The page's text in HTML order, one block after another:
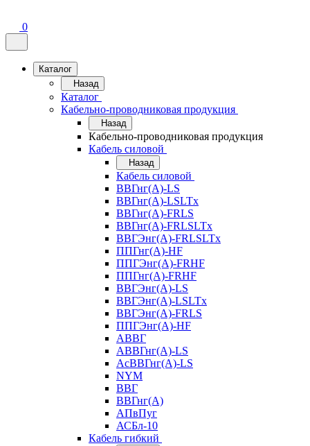
0
Каталог
Назад
Каталог
Кабельно-проводниковая продукция
Назад
Кабельно-проводниковая продукция
Кабель силовой
Назад
Кабель силовой
ВВГнг(А)-LS
ВВГнг(А)-LSLTx
ВВГнг(А)-FRLS
ВВГнг(А)-FRLSLTx
ВВГЭнг(А)-FRLSLTx
ППГнг(А)-HF
ППГЭнг(А)-FRHF
ППГнг(А)-FRHF
ВВГЭнг(А)-LS
ВВГЭнг(А)-LSLTx
ВВГЭнг(А)-FRLS
ППГЭнг(А)-HF
АВВГ
АВВГнг(А)-LS
АсВВГнг(А)-LS
NYM
ВВГ
ВВГнг(А)
АПвПуг
АСБл-10
Кабель гибкий